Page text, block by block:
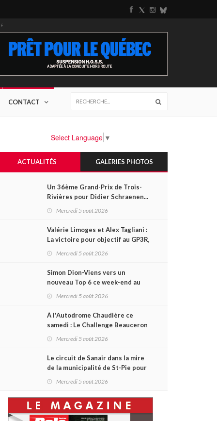
CONTACT
Select Language ▼
ACTUALITÉS GALERIES PHOTOS
Un 36ème Grand-Prix de Trois-
Rivières pour Didier Schraenen...
et une première en Challenge
Mercredi 5 août 2026
Valérie Limoges et Alex Tagliani :
La victoire pour objectif au GP3R,
dans trois séries différentes
Mercredi 5 août 2026
Simon Dion-Viens vers un
nouveau Top 6 ce week-end au
GP3R, en série NASCAR Canada ?
Mercredi 5 août 2026
À l'Autodrome Chaudière ce
samedi : Le Challenge Beauceron
200 pourrait bouleverser le
Mercredi 5 août 2026
Le circuit de Sanair dans la mire
de la municipalité de St-Pie pour
être rayé de la carte !
Mercredi 5 août 2026